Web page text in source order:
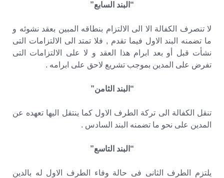
“البند السابع”
لا تنصرف الكفالة الا الى الالتزام بنطاقه المبين بعقد نشوئه و
ما تضمنه البند الاول فيما تقدم , فلا تمتد الى الالتزامات التى
نشأت قبل أو بعد ابرام هذا العقد و لا على الالتزامات التى
تفرض على المدين بموجب تشريع لاحق على ابرامه .
“البند الثامن”
تنقل الكفالة الى تركة الطرف الاول كما ينتقل اليها تعهده عن
المدين على نحو ما تضمنه البند السادس .
“البند التاسع”
يلتزم الطرف الثانى فى حالة وفاء الطرف الاول له بالدين